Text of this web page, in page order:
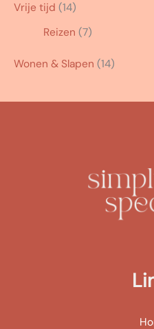
Vrije tijd (14)
Reizen (7)
Wonen & Slapen (14)